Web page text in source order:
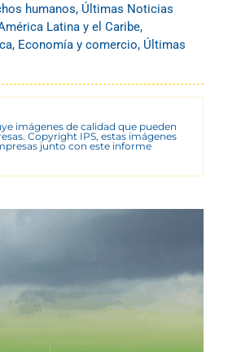
humanos, Últimas Noticias
Latina y el Caribe,
, Economía y comercio, Últimas
imágenes de calidad que pueden
Copyright IPS, estas imágenes
junto con este informe